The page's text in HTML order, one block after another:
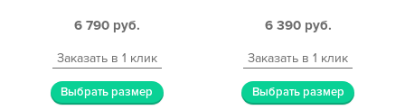
6 790 руб.
Заказать в 1 клик
Выбрать размер
6 390 руб.
Заказать в 1 клик
Выбрать размер